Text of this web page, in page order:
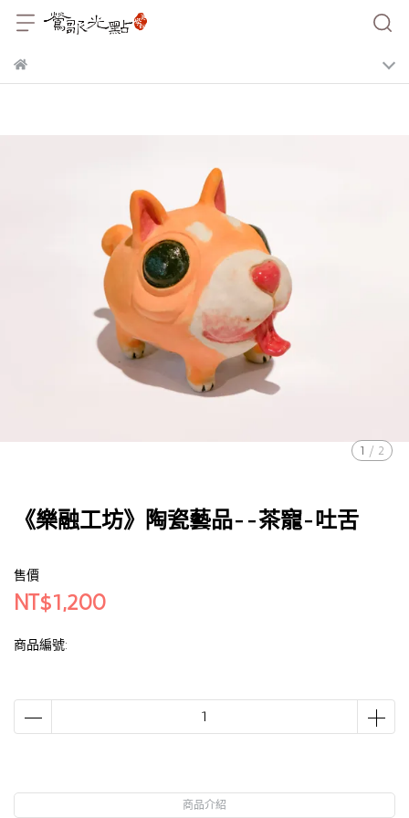
1 / 2
《樂融工坊》陶瓷藝品--茶寵-吐舌
售價
NT$1,200
商品編號:
商品介紹